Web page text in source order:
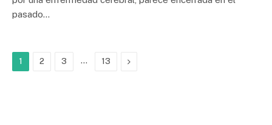
pasado…
1 2 3 … 13 Next